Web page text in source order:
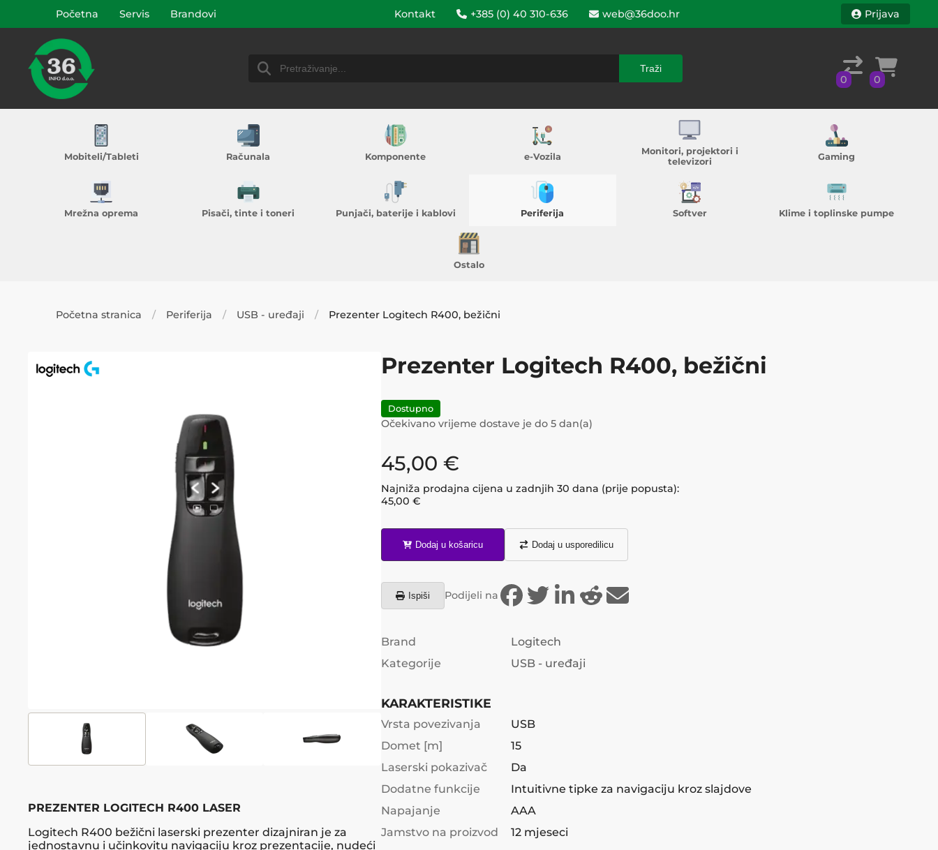
Traži
Početna Servis Brandovi Kontakt +385 (0) 40 310-636 web@36doo.hr Prijava
Traži
0 0
Mobiteli/Tableti Računala Komponente e-Vozila
Monitori, projektori i
televizori
Gaming
Mrežna oprema Pisači, tinte i toneri Punjači, baterije i kablovi Periferija Softver Klime i toplinske pumpe
Ostalo
Početna stranica Periferija USB - uređaji Prezenter Logitech R400, bežični
PREZENTER LOGITECH R400 LASER
Logitech R400 bežični laserski prezenter dizajniran je za
jednostavnu i učinkovitu navigaciju kroz prezentacije, nudeći
Prezenter Logitech R400, bežični
Dostupno
Očekivano vrijeme dostave je do 5dan(a)
45,00 €
Najniža prodajna cijena u zadnjih 30 dana (prije popusta):
45,00 €
Dodaj u košaricu Dodaj u usporedilicu
Ispiši Podijeli na
Brand
Logitech
Kategorije
USB - uređaji
KARAKTERISTIKE
Vrsta povezivanja
USB
Domet [m]
15
Laserski pokazivač
Da
Dodatne funkcije
Intuitivne tipke za navigaciju kroz slajdove
Napajanje
AAA
Jamstvo na proizvod
12 mjeseci